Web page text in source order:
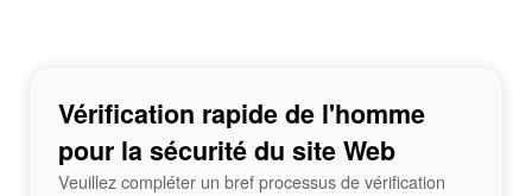
Vérification rapide de l'homme
pour la sécurité du site Web
Veuillez compléter un bref processus de vérification